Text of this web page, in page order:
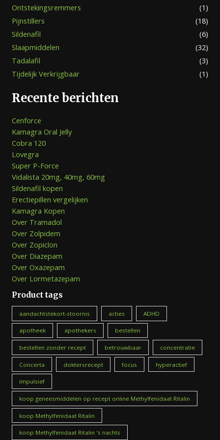
Ontstekingsremmers
(1)
Pijnstillers
(18)
Sildenafil
(6)
Slaapmiddelen
(32)
Tadalafil
(3)
Tijdelijk Verkrijgbaar
(1)
Recente berichten
Cenforce
Kamagra Oral Jelly
Cobra 120
Lovegra
Super P-Force
Vidalista 20mg, 40mg, 60mg
Sildenafil kopen
Erectiepillen vergelijken
Kamagra Kopen
Over Tramadol
Over Zolpidem
Over Zopiclon
Over Diazepam
Over Oxazepam
Over Lormetazepam
Product tags
aandachtstekort-stoornis acties ADHD
apotheek apothekers bestellen
bestellen zonder recept betrouwbaar concentratie
Concerta doktersrecept focus hyperactief
impulsief
koop geneesmiddelen op recept online Methylfenidaat Ritalin
koop Methylfenidaat Ritalin
koop Methylfenidaat Ritalin 's nachts